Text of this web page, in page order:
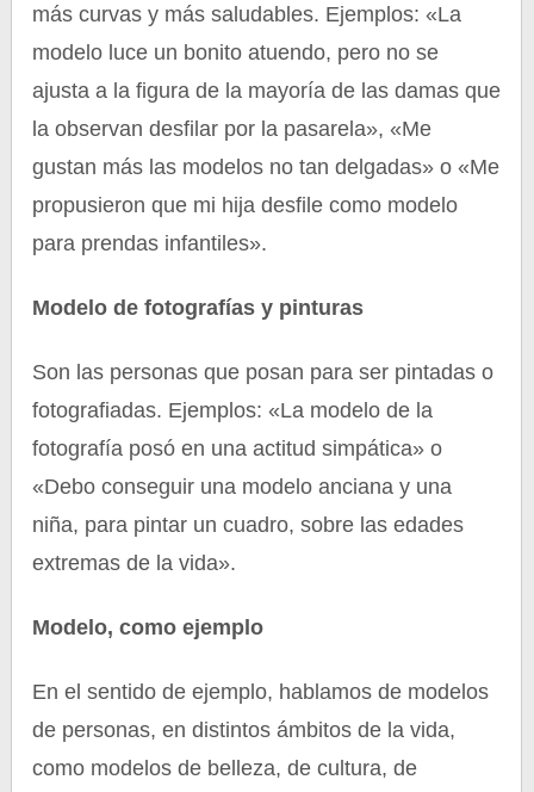
más curvas y más saludables. Ejemplos: «La
modelo luce un bonito atuendo, pero no se
ajusta a la figura de la mayoría de las damas que
la observan desfilar por la pasarela», «Me
gustan más las modelos no tan delgadas» o «Me
propusieron que mi hija desfile como modelo
para prendas infantiles».
Modelo de fotografías y pinturas
Son las personas que posan para ser pintadas o
fotografiadas. Ejemplos: «La modelo de la
fotografía posó en una actitud simpática» o
«Debo conseguir una modelo anciana y una
niña, para pintar un cuadro, sobre las edades
extremas de la vida».
Modelo, como ejemplo
En el sentido de ejemplo, hablamos de modelos
de personas, en distintos ámbitos de la vida,
como modelos de belleza, de cultura, de